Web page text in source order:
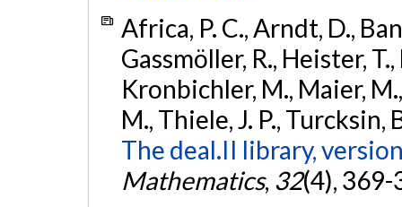
Africa, P. C., Arndt, D.,
Gassmöller, R., Heister,
Kronbichler, M., Maier,
M., Thiele, J. P., Turcksin,
The deal.II library,
Mathematics, 32(4),